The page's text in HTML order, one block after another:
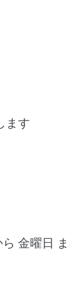
ます
金曜日 ま